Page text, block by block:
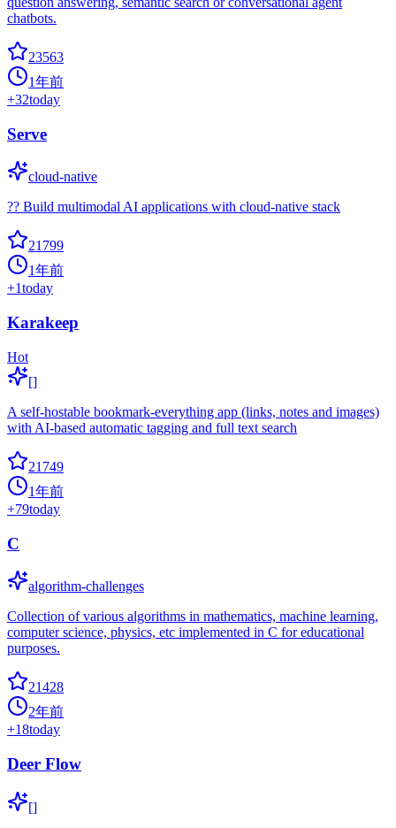
chatbots.
23563
1年前
+32today
Serve
cloud-native
?? Build multimodal AI applications with cloud-native stack
21799
1年前
+1today
Karakeep
Hot
[]
A self-hostable bookmark-everything app (links, notes and images)
with AI-based automatic tagging and full text search
21749
1年前
+79today
C
algorithm-challenges
Collection of various algorithms in mathematics, machine learning,
computer science, physics, etc implemented in C for educational
purposes.
21428
2年前
+18today
Deer Flow
[]